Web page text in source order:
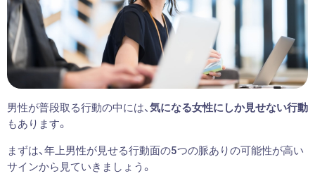
男性が普段取る行動の中には、気になる女性にしか見せない行動
もあります。
まずは、年上男性が見せる行動面の5つの脈ありの可能性が高い
サインから見ていきましょう。